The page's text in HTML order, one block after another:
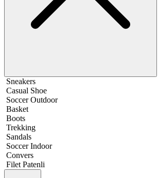
Sneakers
Casual Shoe
Soccer Outdoor
Basket
Boots
Trekking
Sandals
Soccer Indoor
Convers
Filet Patenli